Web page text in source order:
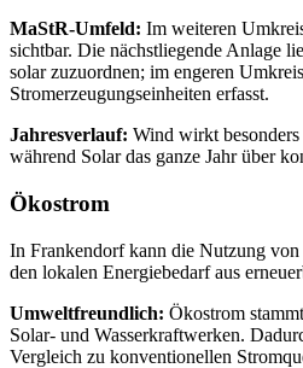
MaStR‑Umfeld: Im weiteren
sichtbar. Die nächstliegende Anlage
solar zuzuordnen; im engeren
Stromerzeugungseinheiten erfasst.
Jahresverlauf: Wind wirkt besonders
während Solar das ganze Jahr über
Ökostrom
In Frankendorf kann die Nutzung
den lokalen Energiebedarf aus
Umweltfreundlich: Ökostrom
Solar- und Wasserkraftwerken.
Vergleich zu konventionellen